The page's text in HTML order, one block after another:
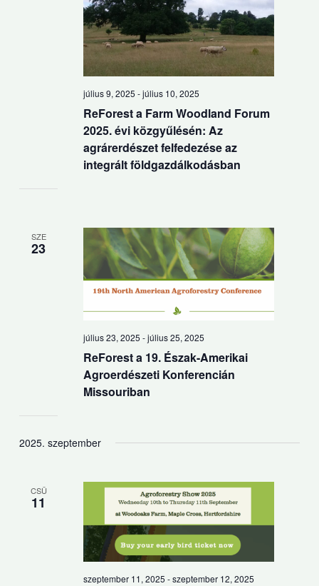
ReForest a Farm Woodland Forum
2025. évi közgyűlésén: Az
agrárerdészet felfedezése az
integrált földgazdálkodásban
július 9, 2025 -július 10, 2025
SZE
23
ReForest a 19. Észak-Amerikai
Agroerdészeti Konferencián
Missouriban
július 23, 2025 -július 25, 2025
2025. szeptember
CSÜ
11
szeptember 11, 2025 -szeptember 12, 2025